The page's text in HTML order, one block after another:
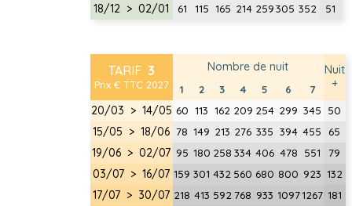
18/12 > 02/01 61 115 165 214 259305 352 51
TARIF3
Prix € TTC 2027
Nombre de nuit
Nuit
+
1 2 3 4 5 6 7
20/03 > 14/05 60 113 162 209 254 299 345 50
15/05 > 18/06 78 149 213 276 335 394 455 65
19/06 > 02/07 95 180 258 334 406 478 551 79
03/07 > 16/07 159 301 432 560 680 800 923 132
17/07 > 30/07 218 413 592 768 933 10971267 181